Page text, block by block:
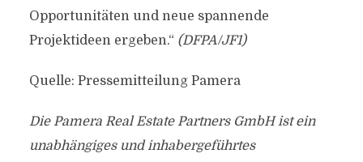
Opportunitäten und neue spannende
Projektideen ergeben.“ (DFPA/JF1)
Quelle: Pressemitteilung Pamera
Die Pamera Real Estate Partners GmbH ist ein
unabhängiges und inhabergeführtes